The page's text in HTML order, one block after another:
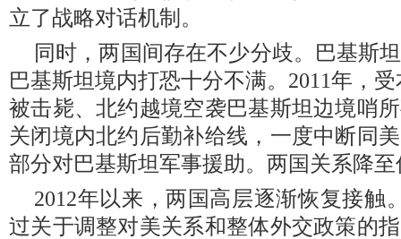
立了战略对话机制。
同时，两国间存在不少分歧。巴基斯
巴基斯坦境内打恐十分不满。2011年，
被击毙、北约越境空袭巴基斯坦边境哨
关闭境内北约后勤补给线，一度中断同
部分对巴基斯坦军事援助。两国关系降至
2012年以来，两国高层逐渐恢复接触
过关于调整对美关系和整体外交政策的